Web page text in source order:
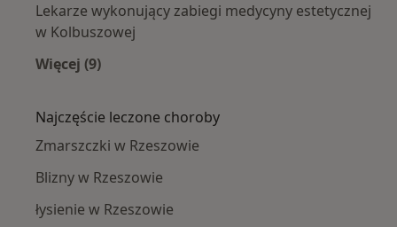
Lekarze wykonujący zabiegi medycyny estetycznej
w Kolbuszowej
Więcej (9)
Najczęście leczone choroby
Zmarszczki w Rzeszowie
Blizny w Rzeszowie
łysienie w Rzeszowie